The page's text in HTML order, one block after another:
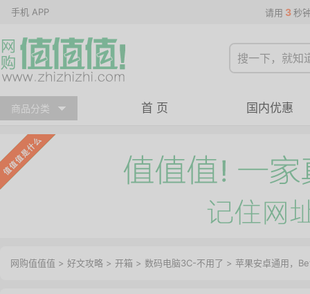
手机 APP 请用 3 秒
商品分类 首 页 国内优惠
网购值值值 > 好文攻略 > 开箱 > 数码电脑3C-不用了 > 苹果安卓通用，